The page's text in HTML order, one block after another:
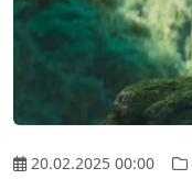
20.02.2025 00:00